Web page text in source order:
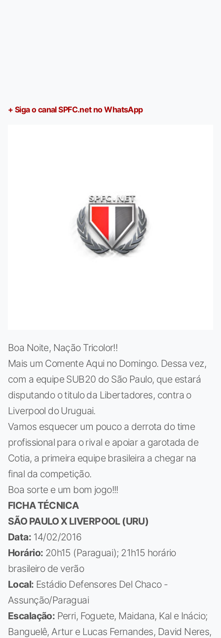
+ Siga o canal SPFC.net no WhatsApp
Boa Noite, Nação Tricolor!!
Mais um Comente Aqui no Domingo. Dessa vez,
com a equipe SUB20 do São Paulo, que estará
disputando o titulo da Libertadores, contra o
Liverpool do Uruguai.
Vamos esquecer um pouco a derrota do time
profissional para o rival e apoiar a garotada de
Cotia, a primeira equipe brasileira a chegar na
final da competição.
Boa sorte e um bom jogo!!!
FICHA TÉCNICA
SÃO PAULO X LIVERPOOL (URU)
Data: 14/02/2016
Horário: 20h15 (Paraguai); 21h15 horário
brasileiro de verão
Local: Estádio Defensores Del Chaco -
Assunção/Paraguai
Escalação: Perri, Foguete, Maidana, Kal e Inácio;
Banguelê, Artur e Lucas Fernandes, David Neres,